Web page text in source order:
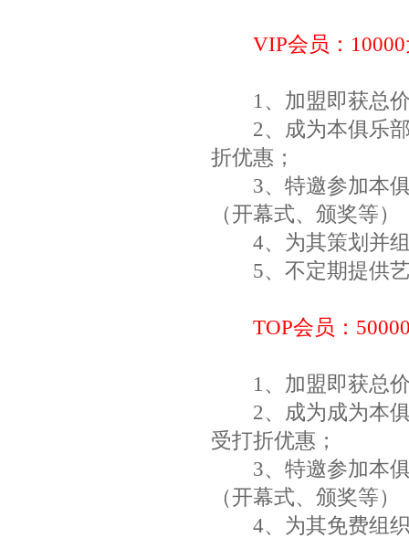
VIP会员：
1、加盟即获总价
2、成为本俱乐部
折优惠；
3、特邀参加本俱
（开幕式、颁奖等
4、为其策划并组
5、不定期提供艺
TOP会员：
1、加盟即获总价
2、成为成为本俱
受打折优惠；
3、特邀参加本俱
（开幕式、颁奖等
4、为其免费组织